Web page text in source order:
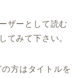
ザーとして読む
てみて下さい。
方はタイトルを